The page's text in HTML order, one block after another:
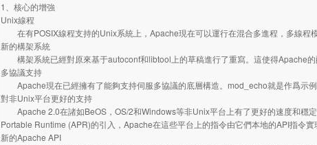
1、核心的增強
Unix線程
在有POSIX線程支持的Unix系統上，Apache現在可以運行在混合多進程，多線程
新的構架系統
構架系統已經對原來基于autoconf和libtool上的草稿進行了重寫。這使得Apache的
多協議支持
Apache現在已經擁有了能夠支持伺服多協議的底層構造。mod_echo就是作爲示例
對非Unix平台更好的支持
Apache 2.0在諸如BeOS，OS/2和Windows等非Unix平台上有了更好的速度和穩
Portable Runtime (APR)的引入，Apache在這些平台上的指令由它們本地的API指令
新的Apache API